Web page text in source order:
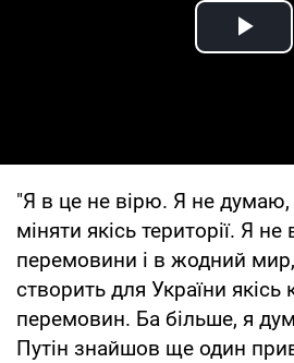
"Я в це не вірю. Я не думаю,
міняти якісь території. Я
перемовини і в жодний
створить для України
перемовин. Ба більше, я
Путін знайшов ще один